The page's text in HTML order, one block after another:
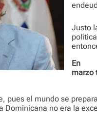
Justo
En
marzo
pues el mundo se
Dominicana no era la